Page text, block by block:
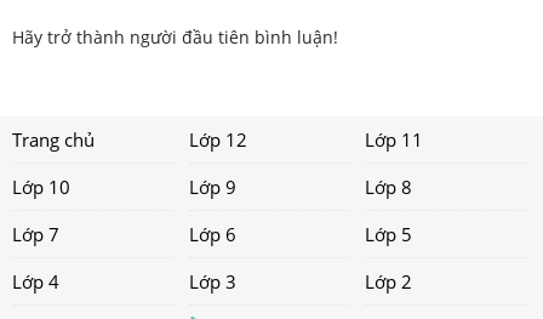
Hãy trở thành người đầu tiên bình luận!
Trang chủ Lớp 12
Lớp 11
Lớp 10
Lớp 9
Lớp 8
Lớp 7
Lớp 6
Lớp 5
Lớp 4
Lớp 3
Lớp 2